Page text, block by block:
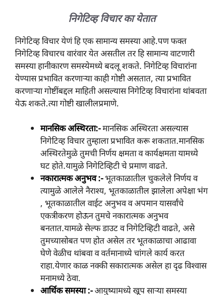
निगेटिव्ह विचार का येतात
निगेटिव्ह विचार येणं हि एक सामान्य समस्या आहे.पण फक्त
निगेटिव्ह विचारच वारंवार येत असतील तर हि सामान्य वाटणारी
समस्या हानीकारण समस्येमध्ये बदलू शकते. निगेटिव्ह विचारांना
येण्यास प्रभावित करणाऱ्या काही गोष्टी असतात, त्या प्रभावित
करणाऱ्या गोष्टींबद्दल माहिती असल्यास निगेटिव्ह विचारांना थांबवता
येऊ शकते.त्या गोष्टी खालीलप्रमाणे.
मानसिक अस्थिरता:-मानसिक अस्थिरता असल्यास
निगेटिव्ह विचार तुम्हाला प्रभावित करू शकतात.मानसिक
अस्थिरतेमुळे तुमची निर्णय क्षमता व कार्यक्षमता यामध्ये
घट होते.यामुळे निगेटिव्हिटी चे प्रमाण वाढते.
नकारात्मक अनुभव :-भूतकाळातील चुकलेले निर्णय व
त्यामुळे आलेले नैराश्य, भूतकाळातील झालेला अपेक्षा भंग
, भूतकाळातील वाईट अनुभव व अपमान यासर्वांचे
एकत्रीकरण होऊन तुमचे नकारात्मक अनुभव
बनतात.यामळे सेल्फ डाउट व निगेटिव्हिटी वाढते, असे
तुमच्यासोबत पण होत असेल तर भूतकाळाचा आढावा
घेणे वेळीच थांबवा व वर्तमानाध्ये चांगले कार्य करत
राहा.येणार काळ नक्की सकारात्मक असेल हा दृढ विश्वास
मनामध्ये ठेवा.
आर्थिक समस्या :-आयुष्यामध्ये खूप साऱ्या समस्या